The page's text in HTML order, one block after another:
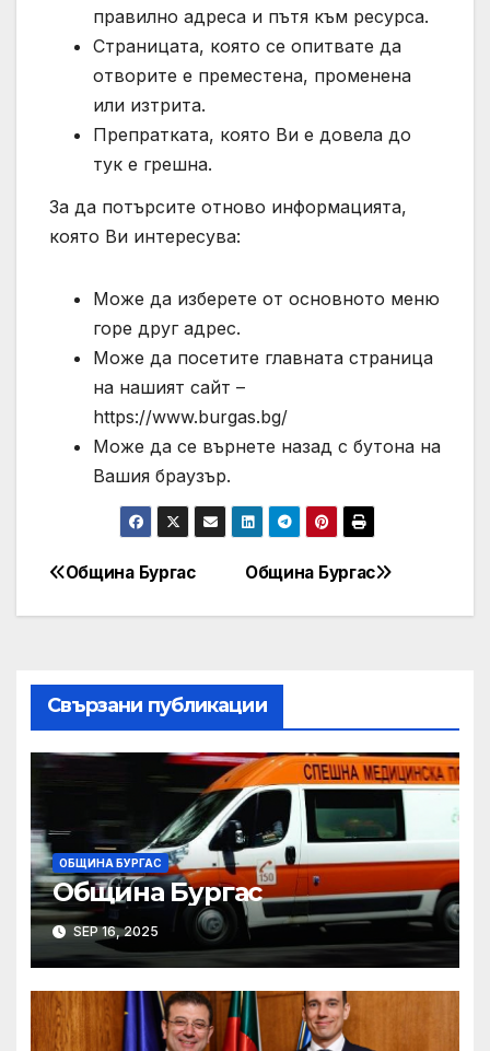
правилно адреса и пътя към ресурса.
Страницата, която се опитвате да
отворите е преместена, променена
или изтрита.
Препратката, която Ви е довела до
тук е грешна.
За да потърсите отново информацията,
която Ви интересува:
Може да изберете от основното меню
горе друг адрес.
Може да посетите главната страница
на нашият сайт –
https://www.burgas.bg/
Може да се върнете назад с бутона на
Вашия браузър.
Post
navigation
Община Бургас
Община Бургас
Свързани публикации
ОБЩИНА БУРГАС
Община Бургас
SEP 16, 2025